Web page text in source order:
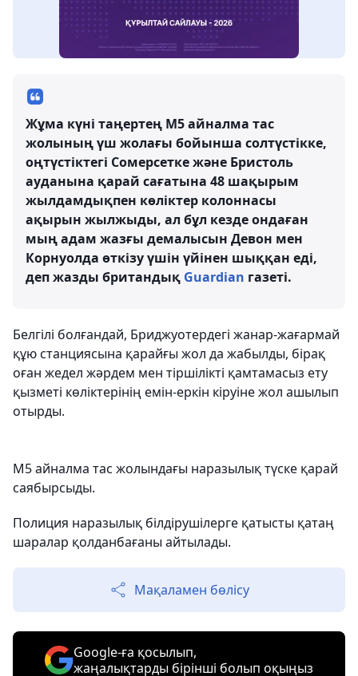
Жұма күні таңертең M5 айналма тас
жолының үш жолағы бойынша солтүстікке,
оңтүстіктегі Сомерсетке және Бристоль
ауданына қарай сағатына 48 шақырым
жылдамдықпен көліктер колоннасы
ақырын жылжыды, ал бұл кезде ондаған
мың адам жазғы демалысын Девон мен
Корнуолда өткізу үшін үйінен шыққан еді,
деп жазды британдық Guardian газеті.
Белгілі болғандай, Бриджуотердегі жанар-жағармай
құю станциясына қарайғы жол да жабылды, бірақ
оған жедел жәрдем мен тіршілікті қамтамасыз ету
қызметі көліктерінің емін-еркін кіруіне жол ашылып
отырды.
M5 айналма тас жолындағы наразылық түске қарай
саябырсыды.
Полиция наразылық білдірушілерге қатысты қатаң
шаралар қолданбағаны айтылады.
Мақаламен бөлісу
Google-ға қосылып,
жаңалықтарды бірінші болып оқыңыз